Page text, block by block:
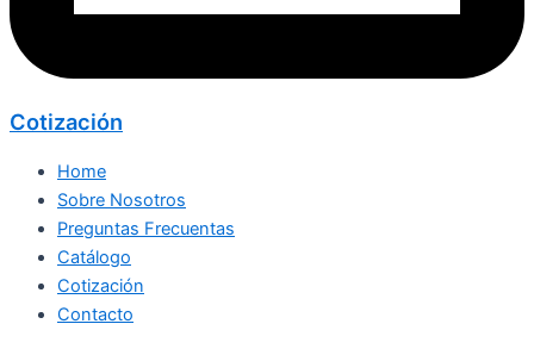
Cotización
Home
Sobre Nosotros
Preguntas Frecuentas
Catálogo
Cotización
Contacto